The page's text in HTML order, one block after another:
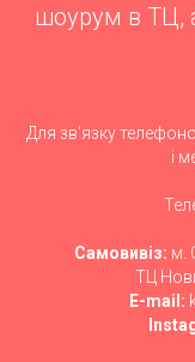
шоурум в ТЦ,
Для зв'язку
і
Самовивіз: м.
ТЦ
E-mail: